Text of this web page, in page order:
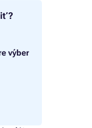
výber